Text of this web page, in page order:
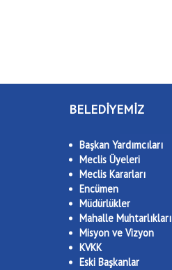
BELEDİYEMİZ
Başkan Yardımcıları
Meclis Üyeleri
Meclis Kararları
Encümen
Müdürlükler
Mahalle Muhtarlıkları
Misyon ve Vizyon
KVKK
Eski Başkanlar